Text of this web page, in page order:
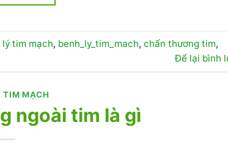
lý tim mạch, benh_ly_tim_mach, chấn thương tim,
Để lại bình
TIM MẠCH
ngoài tim là gì